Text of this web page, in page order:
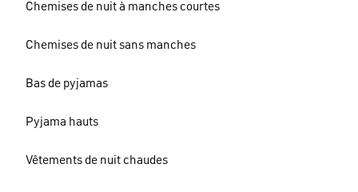
Chemises de nuit à manches courtes
Chemises de nuit sans manches
Bas de pyjamas
Pyjama hauts
Vêtements de nuit chaudes